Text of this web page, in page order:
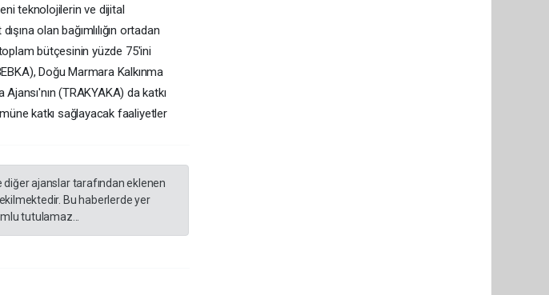
diğer ajanslar tarafından eklenen
Bu haberlerde yer
tutulamaz...